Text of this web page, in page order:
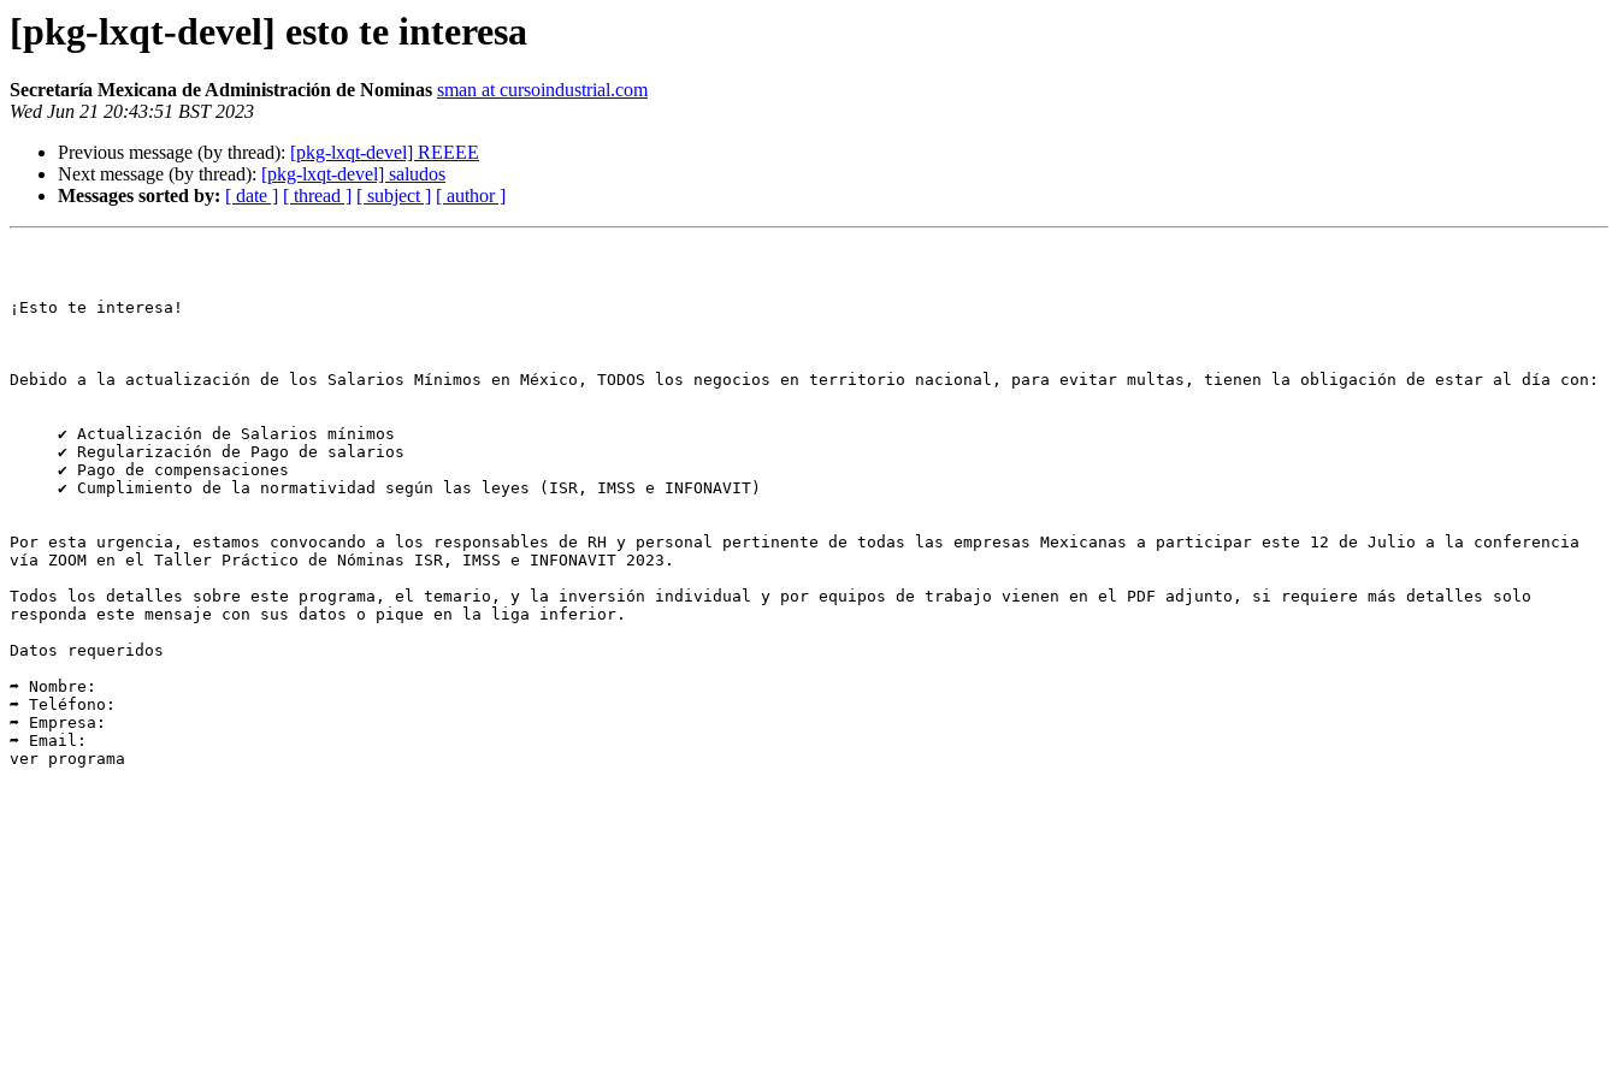
[pkg-lxqt-devel] esto te interesa
Secretaría Mexicana de Administración de Nominas sman at cursoindustrial.com
Wed Jun 21 20:43:51 BST 2023
Previous message (by thread): [pkg-lxqt-devel] REEEE
Next message (by thread): [pkg-lxqt-devel] saludos
Messages sorted by: [ date ] [ thread ] [ subject ] [ author ]
¡Esto te interesa!
Debido a la actualización de los Salarios Mínimos en México, TODOS los negocios en territorio nacional, para evitar multas, tienen la obligación de estar al día con:
Por esta urgencia, estamos convocando a los responsables de RH y personal pertinente de todas las empresas Mexicanas a participar este 12 de Julio a la conferencia
vía ZOOM en el Taller Práctico de Nóminas ISR, IMSS e INFONAVIT 2023.
Todos los detalles sobre este programa, el temario, y la inversión individual y por equipos de trabajo vienen en el PDF adjunto, si requiere más detalles solo
responda este mensaje con sus datos o pique en la liga inferior.
Datos requeridos
➦ Nombre:
➦ Teléfono:
➦ Empresa:
➦ Email:
ver programa